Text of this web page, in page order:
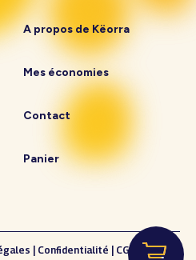
A propos de Këorra
Mes économies
Contact
Panier
Confidentialité
CGV